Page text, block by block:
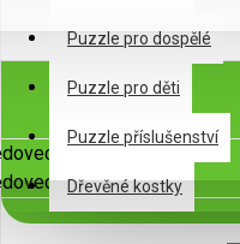
Puzzle pro dospělé
Puzzle pro děti
Puzzle příslušenství
Dřevěné kostky